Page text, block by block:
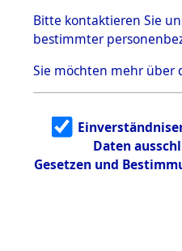
5.3.1 Alliierte
Erhebungen
zu
Todesmärsch
en
5.3.2
Identifizierun
g
5.3.3
Todesmärsch
Bitte kontaktieren Sie
bestimmter
Sie möchten mehr über
Daten
Gesetzen und